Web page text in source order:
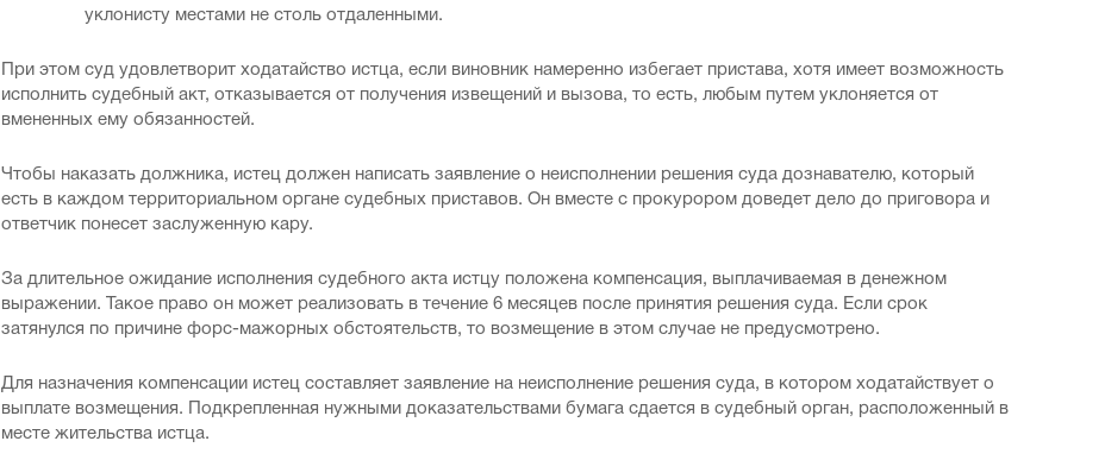
уклонисту местами не столь отдаленными.
При этом суд удовлетворит ходатайство истца, если виновник намеренно избегает пристава, хотя имеет возможность
исполнить судебный акт, отказывается от получения извещений и вызова, то есть, любым путем уклоняется от
вмененных ему обязанностей.
Чтобы наказать должника, истец должен написать заявление о неисполнении решения суда дознавателю, который
есть в каждом территориальном органе судебных приставов. Он вместе с прокурором доведет дело до приговора и
ответчик понесет заслуженную кару.
За длительное ожидание исполнения судебного акта истцу положена компенсация, выплачиваемая в денежном
выражении. Такое право он может реализовать в течение 6 месяцев после принятия решения суда. Если срок
затянулся по причине форс-мажорных обстоятельств, то возмещение в этом случае не предусмотрено.
Для назначения компенсации истец составляет заявление на неисполнение решения суда, в котором ходатайствует о
выплате возмещения. Подкрепленная нужными доказательствами бумага сдается в судебный орган, расположенный в
месте жительства истца.